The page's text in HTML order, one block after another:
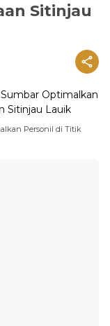
Sitinjau
Personil di Titik